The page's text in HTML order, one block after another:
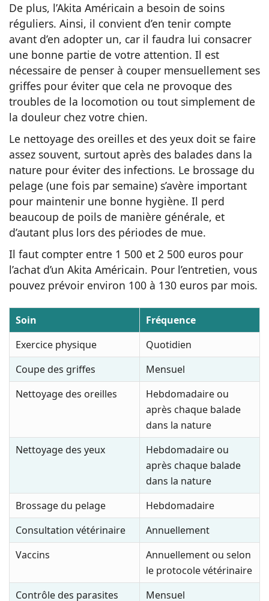
De plus, l’Akita Américain a besoin de soins
réguliers. Ainsi, il convient d’en tenir compte
avant d’en adopter un, car il faudra lui consacrer
une bonne partie de votre attention. Il est
nécessaire de penser à couper mensuellement ses
griffes pour éviter que cela ne provoque des
troubles de la locomotion ou tout simplement de
la douleur chez votre chien.
Le nettoyage des oreilles et des yeux doit se faire
assez souvent, surtout après des balades dans la
nature pour éviter des infections. Le brossage du
pelage (une fois par semaine) s’avère important
pour maintenir une bonne hygiène. Il perd
beaucoup de poils de manière générale, et
d’autant plus lors des périodes de mue.
Il faut compter entre 1 500 et 2 500 euros pour
l’achat d’un Akita Américain. Pour l’entretien, vous
pouvez prévoir environ 100 à 130 euros par mois.
Soin
Fréquence
Exercice physique
Quotidien
Coupe des griffes
Mensuel
Nettoyage des oreilles
Hebdomadaire ou
après chaque balade
dans la nature
Nettoyage des yeux
Hebdomadaire ou
après chaque balade
dans la nature
Brossage du pelage
Hebdomadaire
Consultation vétérinaire
Annuellement
Vaccins
Annuellement ou selon
le protocole vétérinaire
Contrôle des parasites
Mensuel